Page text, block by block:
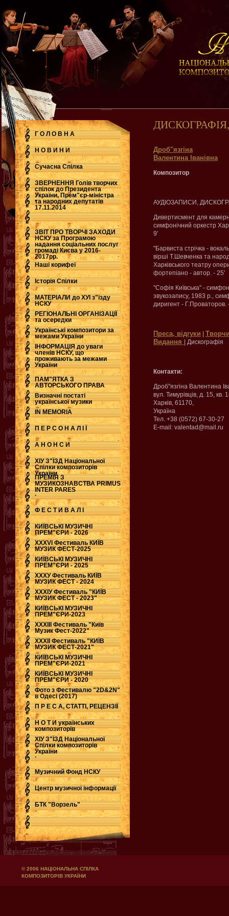
Г О Л О В Н А
Н О В И Н И
Сучасна Cпілка
ЗВЕРНЕННЯ Голів творчих
спілок до Президента
України, Прем"єр-міністра
та народних депутатів
17.11.2014
.
ЗВІТ ПРО ТВОРЧІ ЗАХОДИ
НСКУ за Програмою
надання соціальних послуг
громаді Києва у 2016-
2017рр.
.
Наші корифеї
Історія Спілки
МАТЕРІАЛИ до ХУІ з"їзду
НСКУ
РЕГІОНАЛЬНІ ОРГАНІЗАЦІЇ
та осередки
Українські композитори за
межами України
ІНФОРМАЦІЯ до уваги
членів НСКУ, що
проживають за межами
України
ПАМ"ЯТКА З
АВТОРСЬКОГО ПРАВА
Визначні постаті
української музики
IN MEMORIA
П Е Р С О Н А Л І Ї
А Н О Н С И
ХІУ З"ЇЗД Національної
Спілки композиторів
України
ПРЕМІЯ З
МУЗИКОЗНАВСТВА PRIMUS
INTER PARES
.
Ф Е С Т И В А Л І
КИЇВСЬКІ МУЗИЧНІ
ПРЕМ"ЄРИ - 2026
ХХХVI Фестиваль КИЇВ
МУЗИК ФЕСТ-2025
КИЇВСЬКІ МУЗИЧНІ
ПРЕМ"ЄРИ - 2025
ХХХУ Фестиваль КИЇВ
МУЗИК ФЕСТ - 2024
ХХХІУ Фестиваль "КИЇВ
МУЗИК ФЕСТ - 2023"
КИЇВСЬКІ МУЗИЧНІ
ПРЕМ"ЄРИ-2023
ХХХІІІ Фестиваль "Київ
Музик Фест-2022"
ХХХІІ Фестиваль "КИЇВ
МУЗИК ФЕСТ-2021"
КИЇВСЬКІ МУЗИЧНІ
ПРЕМ"ЄРИ-2021
КИЇВСЬКІ МУЗИЧНІ
ПРЕМ"ЄРИ - 2020
Фото з Фестивалю "2D&2N"
в Одесі (2017)
П Р Е С А, СТАТТІ, РЕЦЕНЗІЇ
Н О Т И українських
композиторів
ХІУ З"ЇЗД Національної
Спілки композиторів
України
.
Музичний Фонд НСКУ
Центр музичної інформації
БТК "Ворзель"
Дроб"язгіна
Валентина Іванівна
Композитор
АУДІОЗАПИСИ,
Дивертисмент для
симфонічний оркестр
9'
"Барвиста стрічка -
вірші Т.Шевченка та
Харківського театру
фортепіано - автор. - 25'
"Софія Київська" -
звукозапису, 1983 р.,
диригент - Г.Проваторов.
Преса, відгуки
Видання
| Дискографія
Контакти:
Дроб"язгіна Валентина
вул. Тимурівців, д. 15, кв.
Харків, 61170,
Україна
Тел. +38 (0572) 67-30-27
E-mail: valentad@mail.ru
© 2006 НАЦІОНАЛЬНА СПІЛКА
КОМПОЗИТОРІВ УКРАЇНИ